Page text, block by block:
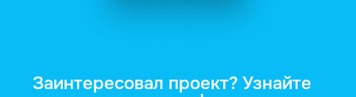
Заинтересовал проект? Узнайте